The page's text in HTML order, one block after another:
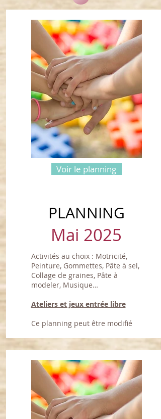
Voir le planning
PLANNING
Mai 2025
Activités au choix : Motricité,
Peinture, Gommettes, Pâte à sel,
Collage de graines, Pâte à
modeler, Musique…
Ateliers et jeux entrée libre
Ce planning peut être modifié